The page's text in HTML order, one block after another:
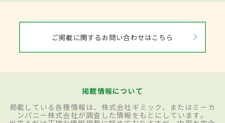
ご掲載に関するお問い合わせはこちら
掲載情報について
掲載している各種情報は、株式会社ギミック、またはミーカ
ンパニー株式会社が調査した情報をもとにしています。